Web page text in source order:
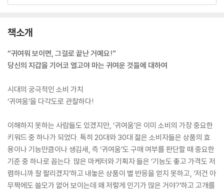
책소개
“귀여워 보이면, 그걸로 끝난 거예요!”
당신의 지갑을 기어코 열고야 마는 귀여운 것들에 대하여
시대의 궁극적인 소비 가치
‘귀여움’을 다각도로 관찰하다!
이해하지 못하는 사람들도 있겠지만, ‘귀여움’은 이미 소비의 가장 중요한
키워드 중 하나가 되었다. 특히 20대와 30대 젊은 소비자들은 상품의 효
용이나 기능만큼이나 생김새, 즉 ‘귀여움’도 구매 여부를 판단할 때 중요한
기준 중 하나로 꼽는다. 많은 마케터와 기획자 들은 ‘기능도 좋고 가격도 저
렴하니까 잘 팔리겠지’하고 내놓은 상품이 별 반응을 얻지 못하고, ‘저건 아
무짝에도 쓸모가 없어 보이는데 왜 저렇게 인기가 많은 거야?’하고 고개를